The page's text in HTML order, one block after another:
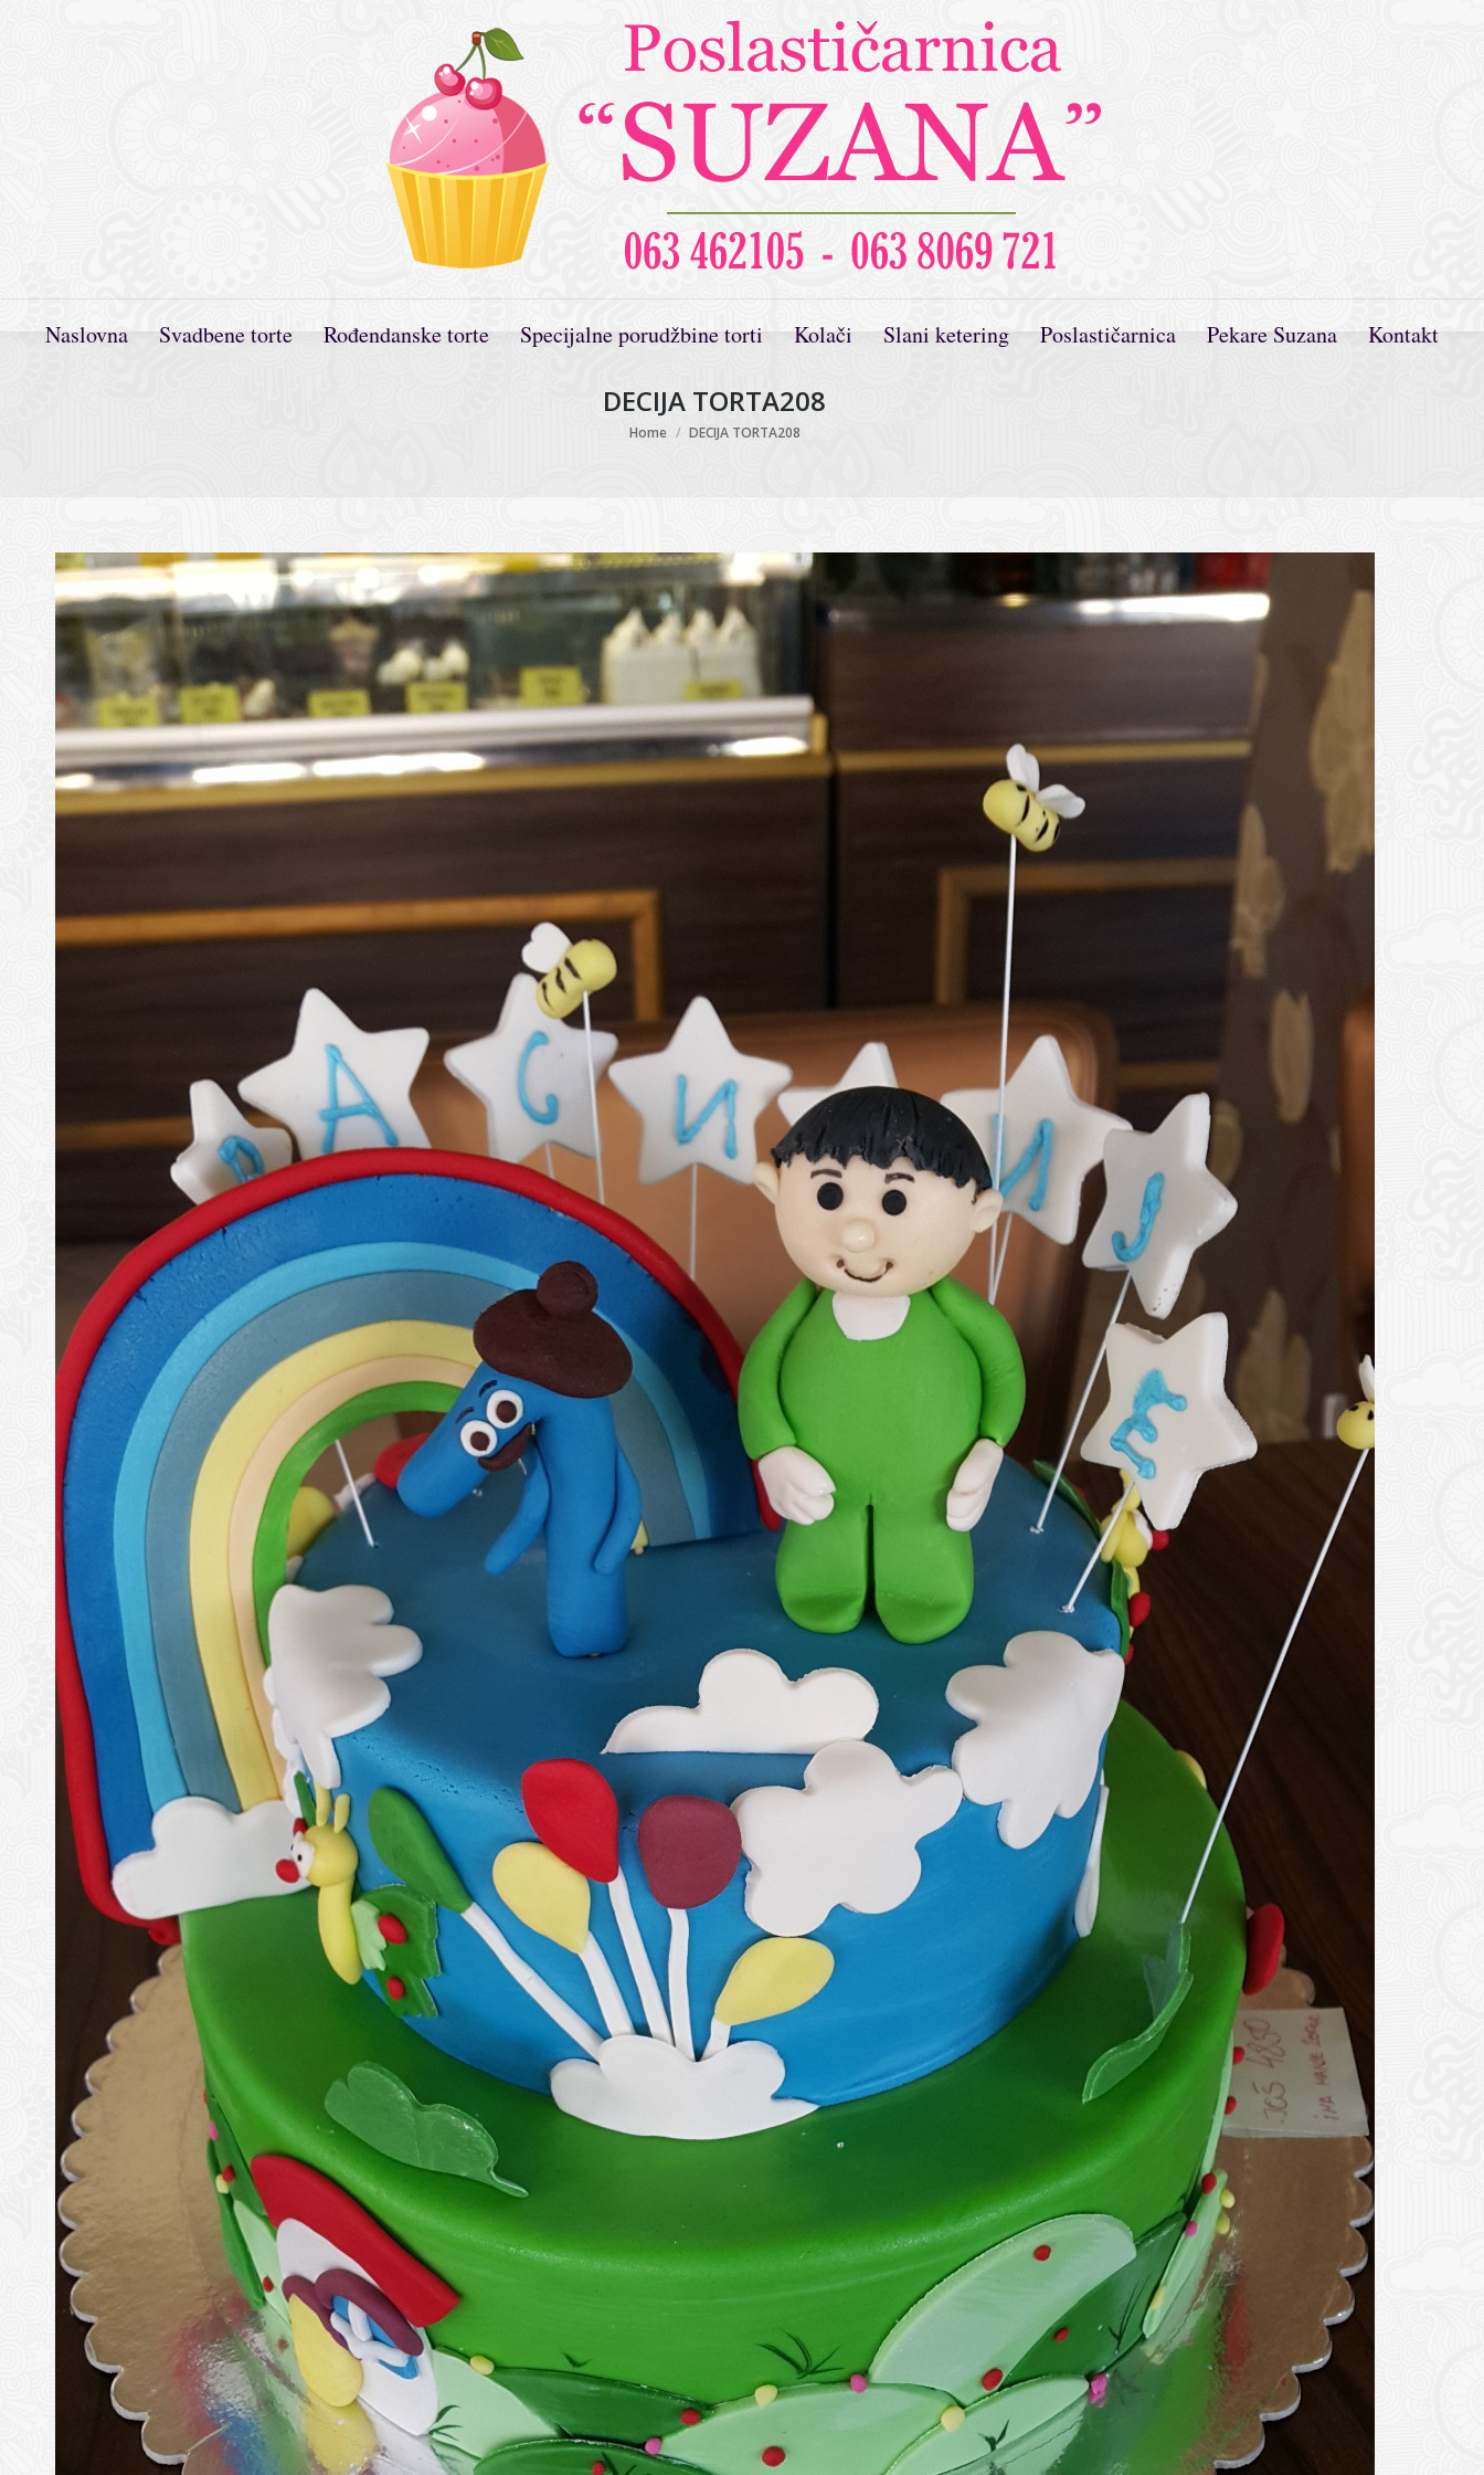
Naslovna Svadbene torte Rođendanske torte Specijalne porudžbine torti Kolači Slani ketering Poslastičarnica Pekare Suzana Kontakt
DECIJA TORTA208
You are here:
Home DECIJA TORTA208